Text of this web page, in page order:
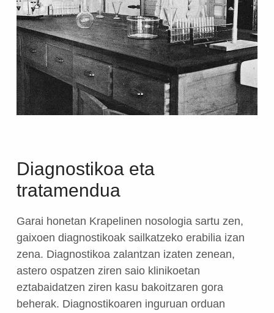
Diagnostikoa eta
tratamendua
Garai honetan Krapelinen nosologia sartu zen,
gaixoen diagnostikoak sailkatzeko erabilia izan
zena. Diagnostikoa zalantzan izaten zenean,
astero ospatzen ziren saio klinikoetan
eztabaidatzen ziren kasu bakoitzaren gora
beherak. Diagnostikoaren inguruan orduan